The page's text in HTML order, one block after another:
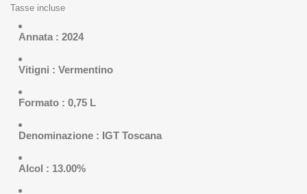
Tasse incluse
Annata : 2024
Vitigni : Vermentino
Formato : 0,75 L
Denominazione : IGT Toscana
Alcol : 13.00%